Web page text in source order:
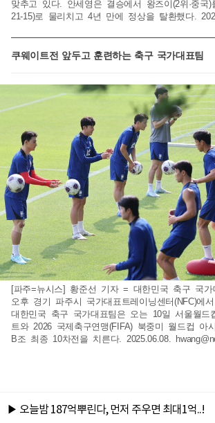
맞추고 있다. 안세영은 결승에서 왕즈이(2위·중국)
21-15)로 물리치고 4년 만에 정상을 탈환했다.
쿠웨이트전 앞두고 훈련하는 축구 국가대표팀
[파주=뉴시스] 황준선 기자 = 대한민국 축구 국가
오후 경기 파주시 국가대표트레이닝센터(NFC)에
대한민국 축구 국가대표팀은 오는 10일 서울월드
트와 2026 국제축구연맹(FIFA) 북중미 월드컵 아
B조 최종 10차전을 치른다. 2025.06.08.